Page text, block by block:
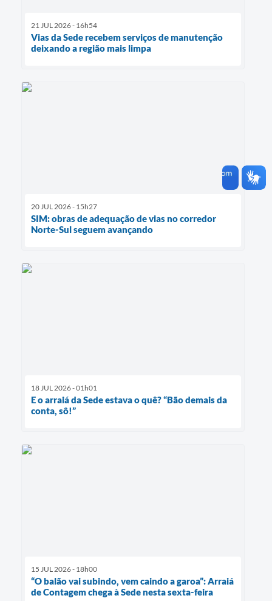
21 JUL 2026 - 16h54
Vias da Sede recebem serviços de manutenção
deixando a região mais limpa
20 JUL 2026 - 15h27
SIM: obras de adequação de vias no corredor
Norte-Sul seguem avançando
18 JUL 2026 - 01h01
E o arraiá da Sede estava o quê? “Bão demais da
conta, sô!”
15 JUL 2026 - 18h00
“O balão vai subindo, vem caindo a garoa”: Arraiá
de Contagem chega à Sede nesta sexta-feira